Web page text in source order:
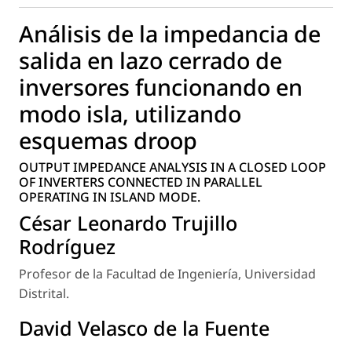
Análisis de la impedancia de
salida en lazo cerrado de
inversores funcionando en
modo isla, utilizando
esquemas droop
OUTPUT IMPEDANCE ANALYSIS IN A CLOSED LOOP
OF INVERTERS CONNECTED IN PARALLEL
OPERATING IN ISLAND MODE.
César Leonardo Trujillo
Rodríguez
Profesor de la Facultad de Ingeniería, Universidad
Distrital.
David Velasco de la Fuente